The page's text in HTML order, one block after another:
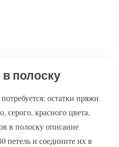
полоску
остатки пряжи
серого, красного цвета,
в полоску описание
петель и соедините их в